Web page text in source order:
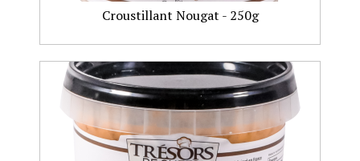
Croustillant Nougat - 250g